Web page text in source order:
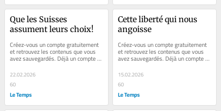
Que les Suisses
assument leurs choix!
Créez-vous un compte gratuitement
et retrouvez les contenus que vous
avez sauvegardés. Déjà un compte ?
Se connecter Faites plaisir à vos...
22.02.2026
60
Le Temps
Cette liberté qui nous
angoisse
Créez-vous un compte gratuitement
et retrouvez les contenus que vous
avez sauvegardés. Déjà un compte ?
Se connecter Faites plaisir à vos...
15.02.2026
60
Le Temps